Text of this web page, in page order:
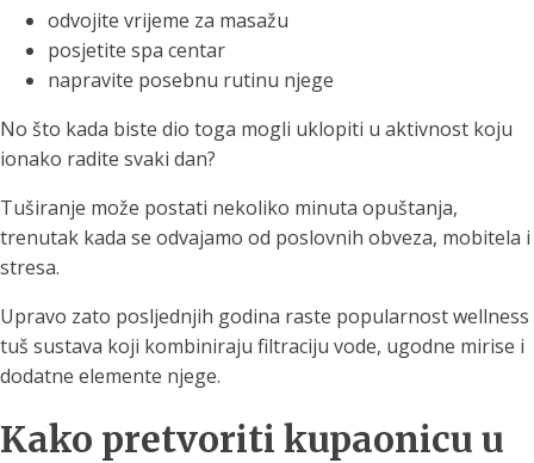
odvojite vrijeme za masažu
posjetite spa centar
napravite posebnu rutinu njege
No što kada biste dio toga mogli uklopiti u aktivnost koju
ionako radite svaki dan?
Tuširanje može postati nekoliko minuta opuštanja,
trenutak kada se odvajamo od poslovnih obveza, mobitela i
stresa.
Upravo zato posljednjih godina raste popularnost wellness
tuš sustava koji kombiniraju filtraciju vode, ugodne mirise i
dodatne elemente njege.
Kako pretvoriti kupaonicu u